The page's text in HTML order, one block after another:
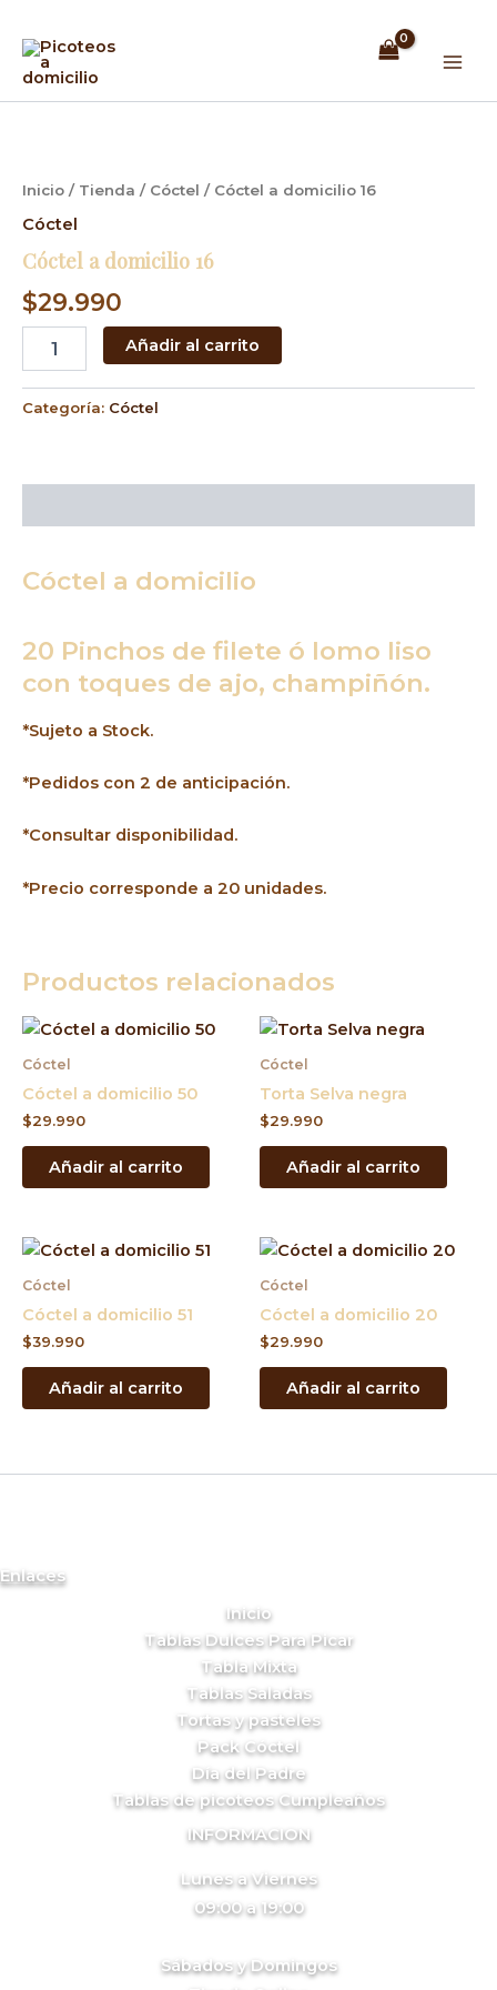
contenido
Inicio / Tienda / Cóctel / Cóctel a domicilio 16
Cóctel
Cóctel a domicilio 16
$29.990
cantidad
Añadir al carrito
Categoría: Cóctel
Cóctel a domicilio
20 Pinchos de filete ó lomo liso
con toques de ajo, champiñón.
*Sujeto a Stock.
*Pedidos con 2 de anticipación.
*Consultar disponibilidad.
*Precio corresponde a 20 unidades.
Productos relacionados
Cóctel
Cóctel a domicilio 50
$29.990
Añadir al carrito
Cóctel
Torta Selva negra
$29.990
Añadir al carrito
Cóctel
Cóctel a domicilio 51
$39.990
Añadir al carrito
Cóctel
Cóctel a domicilio 20
$29.990
Añadir al carrito
Enlaces
Inicio
Tablas Dulces Para Picar
Tabla Mixta
Tablas Saladas
Tortas y pasteles
Pack Cóctel
Día del Padre
Tablas de picoteos Cumpleaños
INFORMACION
Lunes a Viernes
09:00 a 19:00
Sábados y Domingos